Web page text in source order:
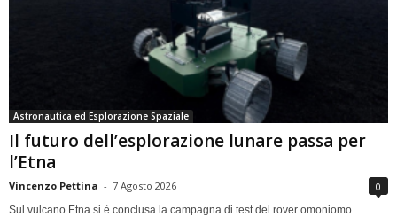
Astronautica ed Esplorazione Spaziale
Il futuro dell’esplorazione lunare passa per
l’Etna
Vincenzo Pettina - 7 Agosto 2026 0
Sul vulcano Etna si è conclusa la campagna di test del rover omoniomo